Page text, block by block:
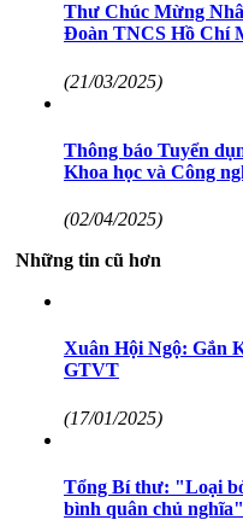
Thư Chúc Mừng
Đoàn TNCS Hồ Chí
(21/03/2025)
Thông báo Tuyển
Khoa học và Công
(02/04/2025)
Những tin cũ hơn
Xuân Hội Ngộ: Gắn
GTVT
(17/01/2025)
Tổng Bí thư: "Loại
bình quân chủ nghĩa"